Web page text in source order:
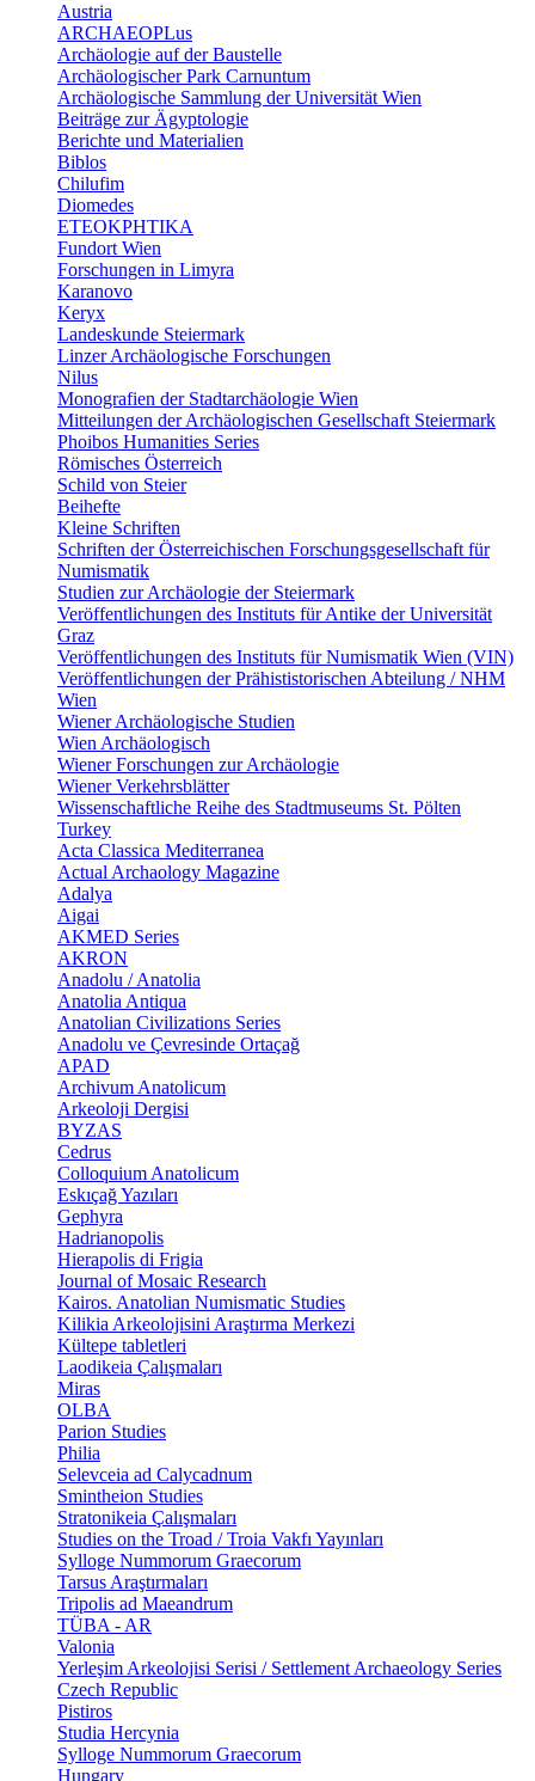
Austria
ARCHAEOPLus
Archäologie auf der Baustelle
Archäologischer Park Carnuntum
Archäologische Sammlung der Universität Wien
Beiträge zur Ägyptologie
Berichte und Materialien
Biblos
Chilufim
Diomedes
ETEOKPHTIKA
Fundort Wien
Forschungen in Limyra
Karanovo
Keryx
Landeskunde Steiermark
Linzer Archäologische Forschungen
Nilus
Monografien der Stadtarchäologie Wien
Mitteilungen der Archäologischen Gesellschaft Steiermark
Phoibos Humanities Series
Römisches Österreich
Schild von Steier
Beihefte
Kleine Schriften
Schriften der Österreichischen Forschungsgesellschaft für
Numismatik
Studien zur Archäologie der Steiermark
Veröffentlichungen des Instituts für Antike der Universität
Graz
Veröffentlichungen des Instituts für Numismatik Wien (VIN)
Veröffentlichungen der Prähististorischen Abteilung / NHM
Wien
Wiener Archäologische Studien
Wien Archäologisch
Wiener Forschungen zur Archäologie
Wiener Verkehrsblätter
Wissenschaftliche Reihe des Stadtmuseums St. Pölten
Turkey
Acta Classica Mediterranea
Actual Archaology Magazine
Adalya
Aigai
AKMED Series
AKRON
Anadolu / Anatolia
Anatolia Antiqua
Anatolian Civilizations Series
Anadolu ve Çevresinde Ortaçağ
APAD
Archivum Anatolicum
Arkeoloji Dergisi
BYZAS
Cedrus
Colloquium Anatolicum
Eskıçağ Yazıları
Gephyra
Hadrianopolis
Hierapolis di Frigia
Journal of Mosaic Research
Kairos. Anatolian Numismatic Studies
Kilikia Arkeolojisini Araştırma Merkezi
Kültepe tabletleri
Laodikeia Çalışmaları
Miras
OLBA
Parion Studies
Philia
Selevceia ad Calycadnum
Smintheion Studies
Stratonikeia Çalışmaları
Studies on the Troad / Troia Vakfı Yayınları
Sylloge Nummorum Graecorum
Tarsus Araştırmaları
Tripolis ad Maeandrum
TÜBA - AR
Valonia
Yerleşim Arkeolojisi Serisi / Settlement Archaeology Series
Czech Republic
Pistiros
Studia Hercynia
Sylloge Nummorum Graecorum
Hungary